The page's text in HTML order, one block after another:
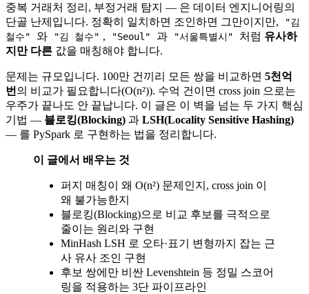
중복 거래처 정리, 부정거래 탐지 — 은 데이터 엔지니어링의
단골 난제입니다. 정확히 일치하면 조인하면 그만이지만,
"김
철수"
와 "김 철수" , "Seoul" 과 "서울특별시" 처럼 유사하
지만 다른 값을 매칭해야 합니다.
문제는 규모입니다. 100만 건끼리 모든 쌍을 비교하면 5천억
번 의 비교가 필요합니다(O(n²)). 수억 건이면 cross join 으로는
우주가 끝나도 안 끝납니다. 이 글은 이 벽을 넘는 두 가지 핵심
기법 — 블로킹(Blocking) 과 LSH(Locality Sensitive Hashing)
— 를 PySpark 로 구현하는 법을 정리합니다.
이 글에서 배우는 것
퍼지 매칭이 왜 O(n²) 문제인지, cross join 이
왜 불가능한지
블로킹(Blocking)으로 비교 후보를 극적으로
줄이는 원리와 구현
MinHash LSH 로 오타·표기 변형까지 잡는 근
사 유사 조인 구현
후보 쌍에만 비싼 Levenshtein 등 정밀 스코어
링을 적용하는 3단 파이프라인